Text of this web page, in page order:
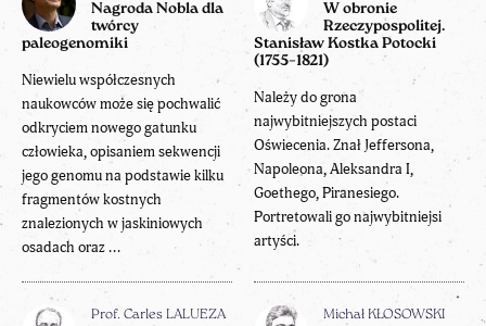
Nagroda Nobla dla
twórcy
paleogenomiki
Niewielu współczesnych
naukowców może się pochwalić
odkryciem nowego gatunku
człowieka, opisaniem sekwencji
jego genomu na podstawie kilku
fragmentów kostnych
znalezionych w jaskiniowych
osadach oraz ...
W obronie
Rzeczypospolitej.
Stanisław Kostka Potocki
(1755–1821)
Należy do grona
najwybitniejszych postaci
Oświecenia. Znał Jeffersona,
Napoleona, Aleksandra I,
Goethego, Piranesiego.
Portretowali go najwybitniejsi
artyści.
Prof. Carles LALUEZA
Michał KŁOSOWSKI